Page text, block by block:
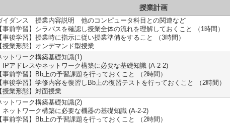
授業計画
イダンス 授業内容説明 他のコンピュータ科目との関連など
【事前学習】シラバスを確認し授業全体の流れを理解しておくこと （1時間）
【事後学習】授業時に指示に従い授業準備をすること （3時間）
【授業形態】オンデマンド型授業
ットワーク構築基礎知識(1)
IPアドレスやネットワーク構築に必要な基礎知識 (A-2-2)
【事前学習】Bb上の予習課題を行っておくこと （2時間）
【事後学習】学修内容を復習しBb上の復習テストを行っておくこと （2時間）
【授業形態】対面授業
ットワーク構築基礎知識(2)
ネットワーク構築に必要な機器の基礎知識 (A-2-2)
【事前学習】Bb上の予習課題を行っておくこと （2時間）